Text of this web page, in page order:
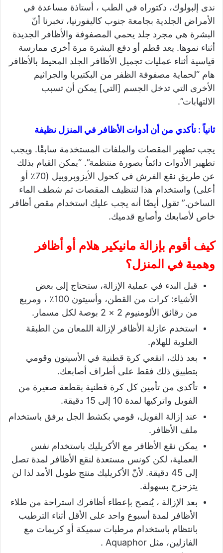
ندى إلبولوك، دكتوراه في الطب ، أستاذة مساعدة في
الأمراض الجلدية بجامعة جنوب كاليفورنيا، تخبرنا أنّ
البشرة هي مجرد جلد يحمي المصفوفة والأظافر الجديدة
أثناء نموها. يعد قطم أو دفع البشرة مرة أخرى ممارسة
قياسية أثناء عمليات تجميل الأظافر الجلد المحيط بالأظافر
هام “لحماية مصفوفة الظفر من البكتيريا والجراثيم
الأخرى التي تدخل الجسم [التي] يمكن أن تسبب
الالتهابات”.
ثانياً : تأكدي من أن أدوات الأظافر في المنزل نظيفة
يجب تطهير المقصات والملفات المستخدمة سابقًا. ويجب
تطهير الأدوات دائماً بصورة منتظمة”. “يمكن القيام بذلك
عن طريق نقع الفرش في كحول الأيزوبروبيل (70٪ أو
أعلى) واستخدام هذا لتنظيف المقصات ثم شطف الماء
الساخن.” تقول أيضًا أنه يجب عليك استخدام مقص أظافر
خاص لأصابعك وأصابع قدميك.
كيف أقوم بإزالة مانيكير هلام أو أظافر
وهمية في المنزل؟
قبل البدء في عملية الإزالة، ستحتاج إلى بعض
الأشياء: كرات من القطن، وأسيتون 100٪ ، ومربع
من رقائق الألومنيوم 2 × 2 بوصة لكل مسمار.
استخدم عازلة الأظافر لإزالة اللمعان من الطبقة
العلوية للهلام.
بعد ذلك، انقعي كرة قطنية في الأسيتون وقومي
بتطبيق ذلك فقط على أطراف أصابعك.
تأكدي من تأمين كل كرة قطنية بقطعة صغيرة من
الفويل واتركيها لمدة 10 إلى 15 دقيقة.
عند إزالة الفويل، قومي بكشط الجل برفق باستخدام
ملف الأظافر.
يمكن نقع الأظافر مع الأكريليك باستخدام نفس
العملية، لكن كونس مستعدة لنقع الأظافر لمدة تصل
إلى 45 دقيقة. لأنّ الأكريليك منتج طويل الأمد لذا لن
يتزحزح بسهولة.
بعد الإزالة ، يُنصح بإعطاء أظافرك استراحة من طلاء
الأظافر لمدة أسبوع واحد على الأقل أثناء الترطيب
بانتظام باستخدام مرطبات سميكة أو كريمات مع
الفازلين، مثل Aquaphor .